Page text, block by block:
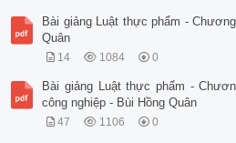
Bài giảng Luật thực phẩm -
Quân
14 1084 0
Bài giảng Luật thực phẩm -
công nghiệp - Bùi Hồng Quân
47 1106 0